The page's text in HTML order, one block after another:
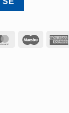
MasterCard
Maestro